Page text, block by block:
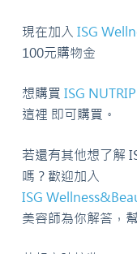
現在加入 ISG
100元購物金
想購買 ISG
這裡 即可購買。
若還有其他想了解
嗎？歡迎加入
ISG
美容師為你解答，